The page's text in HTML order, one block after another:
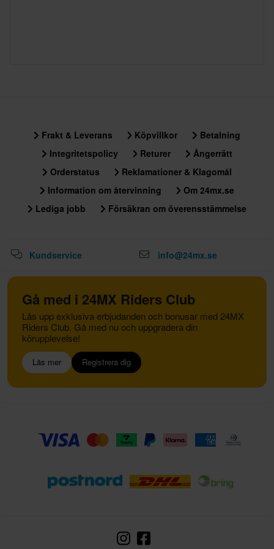
Frakt & Leverans Köpvillkor
Betalning
Integritetspolicy
Returer
Ångerrätt
Orderstatus
Reklamationer & Klagomål
Information om återvinning
Om 24mx.se
Lediga jobb
Försäkran om överensstämmelse
Kundservice info@24mx.se
Gå med i 24MX Riders Club
Lås upp exklusiva erbjudanden och bonusar med 24MX
Riders Club. Gå med nu och uppgradera din
körupplevelse!
Läs mer Registrera dig